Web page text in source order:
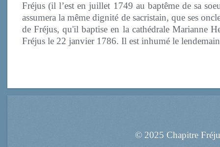
Fréjus (il l’est en juillet 1749 au baptême de sa
assumera la même dignité de sacristain, que ses
de Fréjus, qu'il baptise en la cathédrale Marianne
Fréjus le 22 janvier 1786. Il est inhumé le
© 2025 Chapitre